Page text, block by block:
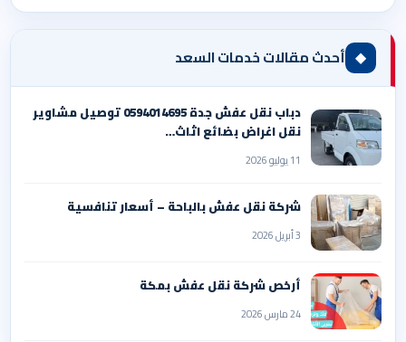
◆ أحدث مقالات خدمات السعد
دباب نقل عفش جدة 0594014695 توصيل مشاوير
نقل اغراض بضائع اثاث…
11 يوليو 2026
شركة نقل عفش بالباحة – أسعار تنافسية
3 أبريل 2026
أرخص شركة نقل عفش بمكة
24 مارس 2026